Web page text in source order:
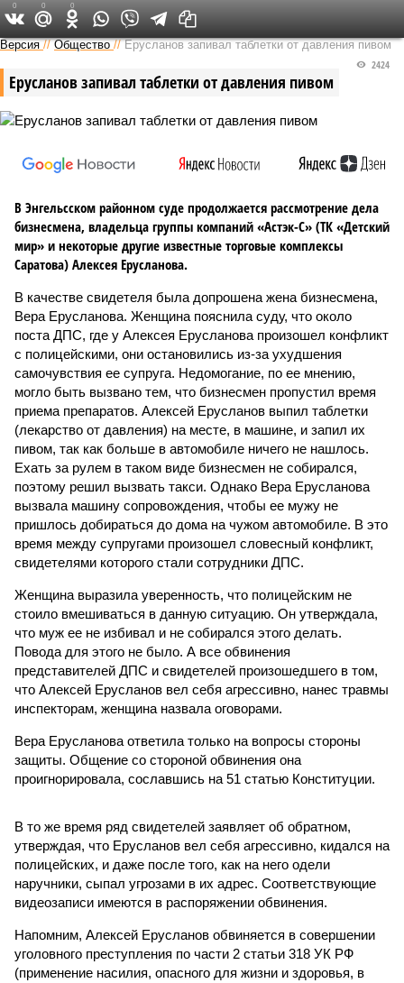
Версия в Саратове
Версия //Общество //Ерусланов запивал таблетки от давления пивом
Ерусланов запивал таблетки от давления пивом
2424
В Энгельсском районном суде продолжается рассмотрение дела
бизнесмена, владельца группы компаний «Астэк-С» (ТК «Детский
мир» и некоторые другие известные торговые комплексы
Саратова) Алексея Ерусланова.
В качестве свидетеля была допрошена жена бизнесмена,
Вера Ерусланова. Женщина пояснила суду, что около
поста ДПС, где у Алексея Ерусланова произошел конфликт
с полицейскими, они остановились из-за ухудшения
самочувствия ее супруга. Недомогание, по ее мнению,
могло быть вызвано тем, что бизнесмен пропустил время
приема препаратов. Алексей Ерусланов выпил таблетки
(лекарство от давления) на месте, в машине, и запил их
пивом, так как больше в автомобиле ничего не нашлось.
Ехать за рулем в таком виде бизнесмен не собирался,
поэтому решил вызвать такси. Однако Вера Ерусланова
вызвала машину сопровождения, чтобы ее мужу не
пришлось добираться до дома на чужом автомобиле. В это
время между супругами произошел словесный конфликт,
свидетелями которого стали сотрудники ДПС.
Женщина выразила уверенность, что полицейским не
стоило вмешиваться в данную ситуацию. Он утверждала,
что муж ее не избивал и не собирался этого делать.
Повода для этого не было. А все обвинения
представителей ДПС и свидетелей произошедшего в том,
что Алексей Ерусланов вел себя агрессивно, нанес травмы
инспекторам, женщина назвала оговорами.
Вера Ерусланова ответила только на вопросы стороны
защиты. Общение со стороной обвинения она
проигнорировала, сославшись на 51 статью Конституции.
В то же время ряд свидетелей заявляет об обратном,
утверждая, что Ерусланов вел себя агрессивно, кидался на
полицейских, и даже после того, как на него одели
наручники, сыпал угрозами в их адрес. Соответствующие
видеозаписи имеются в распоряжении обвинения.
Напомним, Алексей Ерусланов обвиняется в совершении
уголовного преступления по части 2 статьи 318 УК РФ
(применение насилия, опасного для жизни и здоровья, в
0 0 0